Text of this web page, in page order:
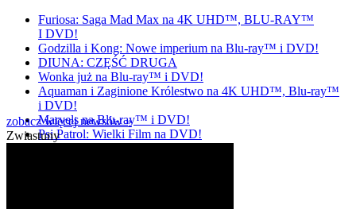
Furiosa: Saga Mad Max na 4K UHD™, BLU-RAY™
I DVD!
Godzilla i Kong: Nowe imperium na Blu-ray™ i DVD!
DIUNA: CZĘŚĆ DRUGA
Wonka już na Blu-ray™ i DVD!
Aquaman i Zaginione Królestwo na 4K UHD™, Blu-ray™
i DVD!
Marvels na Blu-ray™ i DVD!
Psi Patrol: Wielki Film na DVD!
zobacz więcej newsów »
Zwiastuny